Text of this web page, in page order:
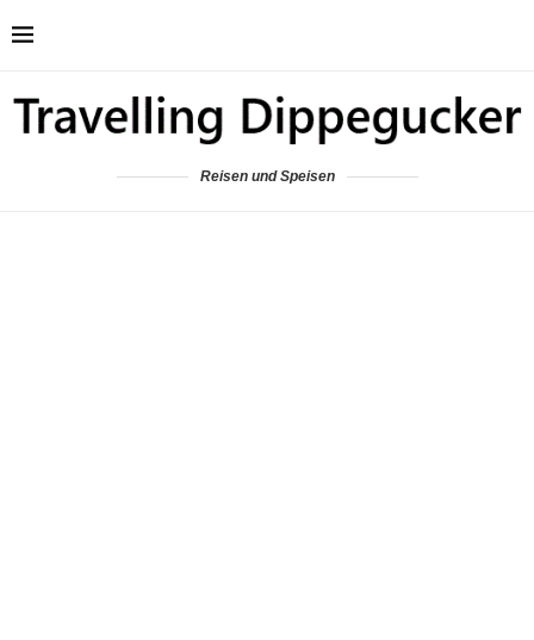
Reisen und Speisen